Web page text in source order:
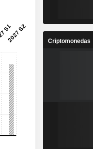
Criptomonedas